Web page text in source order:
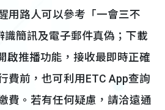
路人可以參考「一會三不
識簡訊及電子郵件真偽；下載
啟推播功能，接收最即時正確
費前，也可利用ETC App查詢
費。若有任何疑慮，請洽遠通